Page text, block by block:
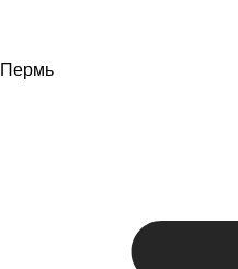
Пермь